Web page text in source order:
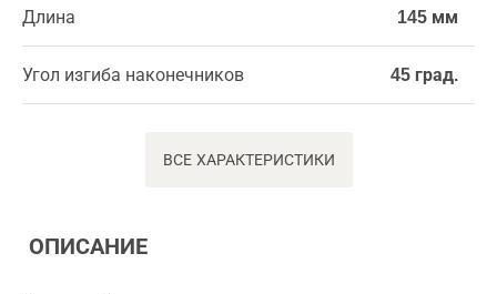
Длина 145 мм
Угол изгиба наконечников 45 град.
ВСЕ ХАРАКТЕРИСТИКИ
ОПИСАНИЕ